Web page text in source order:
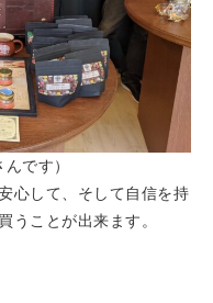
です）
心して、そして自信を持
うことが出来ます。